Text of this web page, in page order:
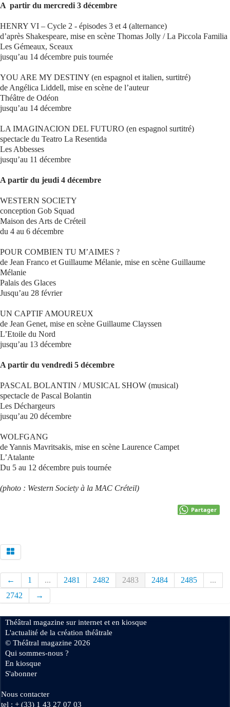
A partir du mercredi 3 décembre
HENRY VI – Cycle 2 - épisodes 3 et 4 (alternance)
d’après Shakespeare, mise en scène Thomas Jolly / La Piccola Familia
Les Gémeaux, Sceaux
jusqu’au 14 décembre puis tournée
YOU ARE MY DESTINY (en espagnol et italien, surtitré)
de Angélica Liddell, mise en scène de l’auteur
Théâtre de Odéon
jusqu’au 14 décembre
LA IMAGINACION DEL FUTURO (en espagnol surtitré)
spectacle du Teatro La Resentida
Les Abbesses
jusqu’au 11 décembre
A partir du jeudi 4 décembre
WESTERN SOCIETY
conception Gob Squad
Maison des Arts de Créteil
du 4 au 6 décembre
POUR COMBIEN TU M’AIMES ?
de Jean Franco et Guillaume Mélanie, mise en scène Guillaume
Mélanie
Palais des Glaces
Jusqu’au 28 février
UN CAPTIF AMOUREUX
de Jean Genet, mise en scène Guillaume Clayssen
L’Etoile du Nord
jusqu’au 13 décembre
A partir du vendredi 5 décembre
PASCAL BOLANTIN / MUSICAL SHOW (musical)
spectacle de Pascal Bolantin
Les Déchargeurs
jusqu’au 20 décembre
WOLFGANG
de Yannis Mavritsakis, mise en scène Laurence Campet
L’Atalante
Du 5 au 12 décembre puis tournée
(photo : Western Society à la MAC Créteil)
Partager
← 1 ... 2481 2482 2483 2484 2485
...
2742
→
Théâtral magazine sur internet et en kiosque
L'actualité de la création théâtrale
© Théâtral magazine 2026
Qui sommes-nous ?
En kiosque
S'abonner
Nous contacter
tel : + (33) 1 43 27 07 03